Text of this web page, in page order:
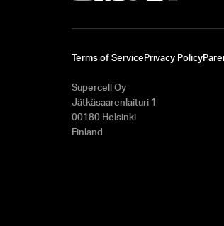
Terms of ServicePrivacy Policy
Supercell Oy
Jätkäsaarenlaituri 1
00180 Helsinki
Finland